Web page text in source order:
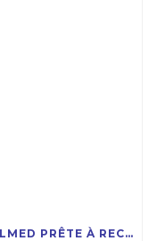
LA BOUÉE FEH DU PROJET EOLMED PRÊTE À RECEVOIR LA COMPAGNIE DES ÉOLIENNES FLOTTANTES